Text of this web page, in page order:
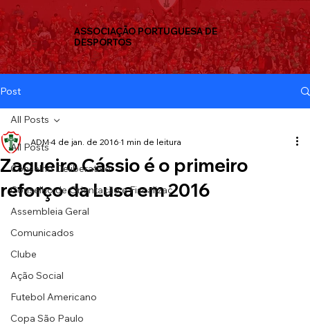
ASSOCIAÇÃO PORTUGUESA DE
DESPORTOS
Post
All Posts
Conselho Deliberativo
Conselho de Orientação e Fiscalizaç
Assembleia Geral
Comunicados
Clube
Ação Social
Futebol Americano
Copa São Paulo
All Posts
Zagueiro Cássio é o primeiro
reforço da Lusa em 2016
ADM 4 de jan. de 2016 1 min de leitura